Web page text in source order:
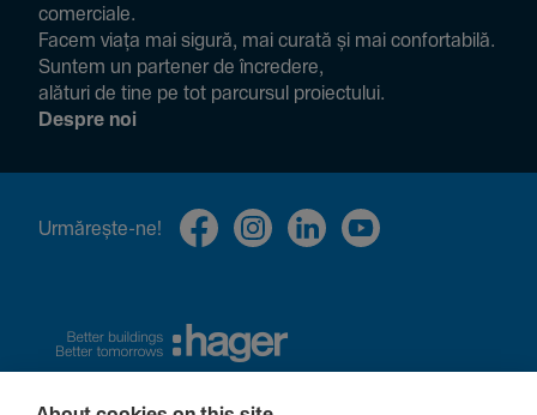
comer­ciale.
Facem viața mai sigură, mai curată și mai confor­ta­bilă.
Suntem un partener de încre­dere,
alături de tine pe tot parcursul proiec­tului.
Despre noi
Urmă­rește-ne!